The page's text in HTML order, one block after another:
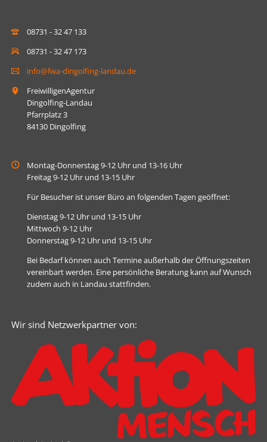
08731 - 32 47 133
08731 - 32 47 173
info@fwa-dingolfing-landau.de
FreiwilligenAgentur
Dingolfing-Landau
Pfarrplatz 3
84130 Dingolfing
Montag-Donnerstag 9-12 Uhr und 13-16 Uhr
Freitag 9-12 Uhr und 13-15 Uhr
Für Besucher ist unser Büro an folgenden Tagen geöffnet:
Dienstag 9-12 Uhr und 13-15 Uhr
Mittwoch 9-12 Uhr
Donnerstag 9-12 Uhr und 13-15 Uhr
Bei Bedarf können auch Termine außerhalb der Öffnungszeiten
vereinbart werden. Eine persönliche Beratung kann auf Wunsch
zudem auch in Landau stattfinden.
Wir sind Netzwerkpartner von: